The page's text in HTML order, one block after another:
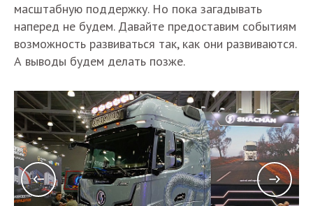
масштабную поддержку. Но пока загадывать
наперед не будем. Давайте предоставим событиям
возможность развиваться так, как они развиваются.
А выводы будем делать позже.